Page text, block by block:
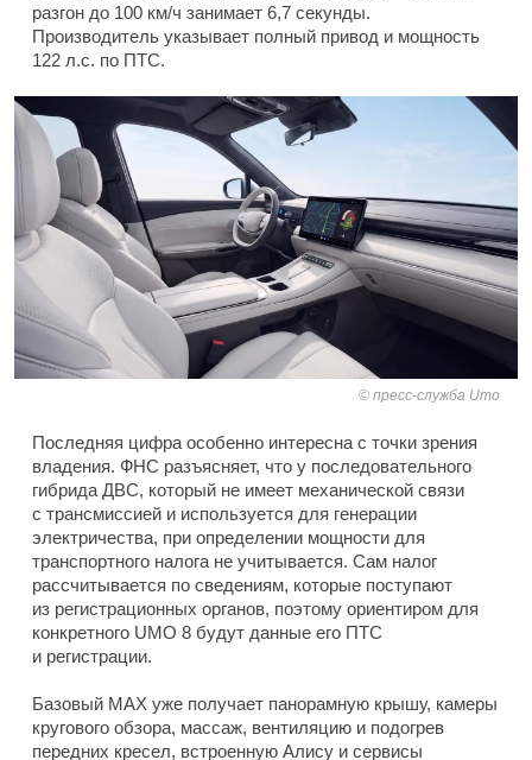
разгон до 100 км/ч занимает 6,7 секунды.
Производитель указывает полный привод и мощность
122 л.с. по ПТС.
пресс-служба Umo
Последняя цифра особенно интересна с точки зрения
владения. ФНС разъясняет, что у последовательного
гибрида ДВС, который не имеет механической связи
с трансмиссией и используется для генерации
электричества, при определении мощности для
транспортного налога не учитывается. Сам налог
рассчитывается по сведениям, которые поступают
из регистрационных органов, поэтому ориентиром для
конкретного UMO 8 будут данные его ПТС
и регистрации.
Базовый MAX уже получает панорамную крышу, камеры
кругового обзора, массаж, вентиляцию и подогрев
передних кресел, встроенную Алису и сервисы